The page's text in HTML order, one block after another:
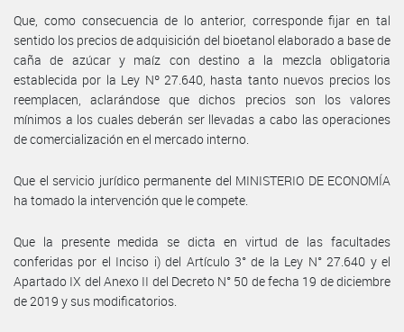
Que, como consecuencia de lo anterior, corresponde fijar en tal
sentido los precios de adquisición del bioetanol elaborado a base de
caña de azúcar y maíz con destino a la mezcla obligatoria
establecida por la Ley Nº 27.640, hasta tanto nuevos precios los
reemplacen, aclarándose que dichos precios son los valores
mínimos a los cuales deberán ser llevadas a cabo las operaciones
de comercialización en el mercado interno.
Que el servicio jurídico permanente del MINISTERIO DE ECONOMÍA
ha tomado la intervención que le compete.
Que la presente medida se dicta en virtud de las facultades
conferidas por el Inciso i) del Artículo 3° de la Ley N° 27.640 y el
Apartado IX del Anexo II del Decreto N° 50 de fecha 19 de diciembre
de 2019 y sus modificatorios.